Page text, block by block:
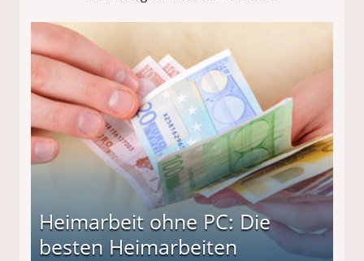
Heimarbeit ohne PC: Die
besten Heimarbeiten